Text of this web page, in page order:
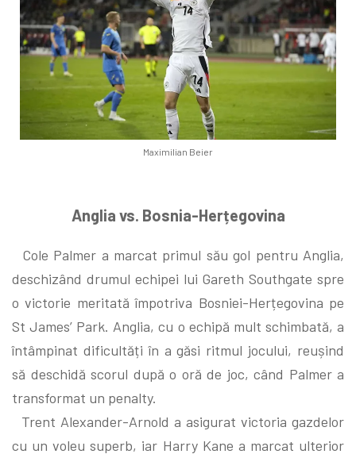
Maximilian Beier
Anglia vs. Bosnia-Herțegovina
Cole Palmer a marcat primul său gol pentru Anglia,
deschizând drumul echipei lui Gareth Southgate spre
o victorie meritată împotriva Bosniei-Herțegovina pe
St James’ Park. Anglia, cu o echipă mult schimbată, a
întâmpinat dificultăți în a găsi ritmul jocului, reușind
să deschidă scorul după o oră de joc, când Palmer a
transformat un penalty.
Trent Alexander-Arnold a asigurat victoria gazdelor
cu un voleu superb, iar Harry Kane a marcat ulterior